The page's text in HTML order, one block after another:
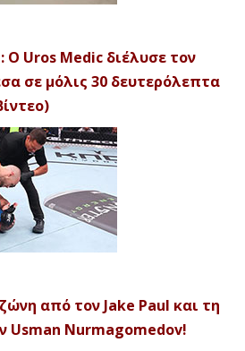
Ο Uros Medic διέλυσε τον
σε μόλις 30 δευτερόλεπτα
από τον Jake Paul και τη
Usman Nurmagomedov!